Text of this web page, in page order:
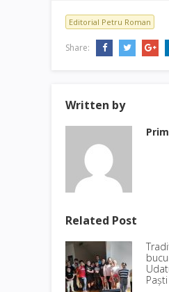
Editorial Petru Roman
Share:
Written by
Related Post
Paști